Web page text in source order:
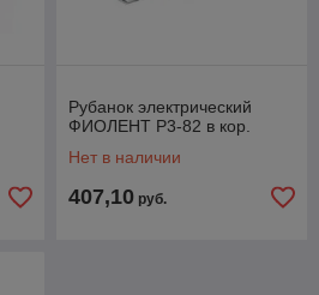
Рубанок электрический
ФИОЛЕНТ Р3-82 в кор.
Нет в наличии
407,10 руб.